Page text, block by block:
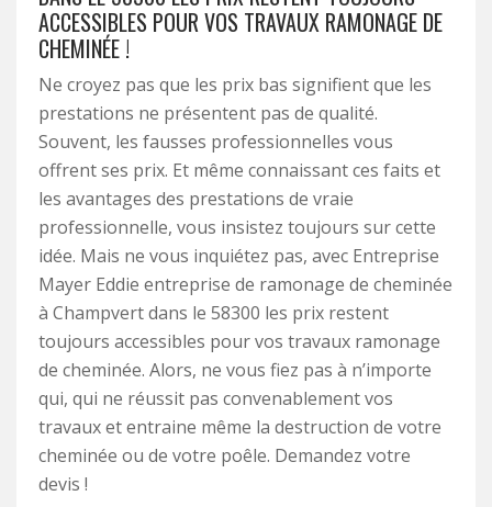
ACCESSIBLES POUR VOS TRAVAUX RAMONAGE DE
CHEMINÉE !
Ne croyez pas que les prix bas signifient que les
prestations ne présentent pas de qualité.
Souvent, les fausses professionnelles vous
offrent ses prix. Et même connaissant ces faits et
les avantages des prestations de vraie
professionnelle, vous insistez toujours sur cette
idée. Mais ne vous inquiétez pas, avec Entreprise
Mayer Eddie entreprise de ramonage de cheminée
à Champvert dans le 58300 les prix restent
toujours accessibles pour vos travaux ramonage
de cheminée. Alors, ne vous fiez pas à n’importe
qui, qui ne réussit pas convenablement vos
travaux et entraine même la destruction de votre
cheminée ou de votre poêle. Demandez votre
devis !